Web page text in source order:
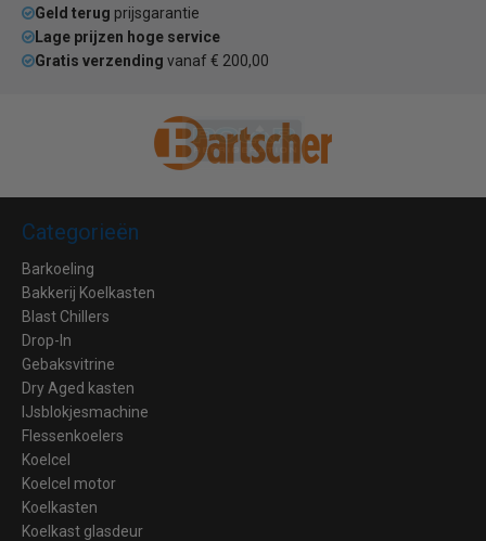
Geld terug prijsgarantie
Lage prijzen hoge service
Gratis verzending vanaf € 200,00
Categorieën
Barkoeling
Bakkerij Koelkasten
Blast Chillers
Drop-In
Gebaksvitrine
Dry Aged kasten
IJsblokjesmachine
Flessenkoelers
Koelcel
Koelcel motor
Koelkasten
Koelkast glasdeur